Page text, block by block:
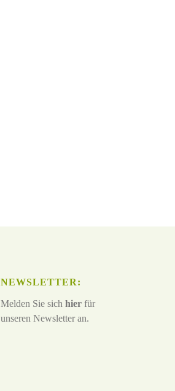
NEWSLETTER:
Melden Sie sich hier für
unseren Newsletter an.